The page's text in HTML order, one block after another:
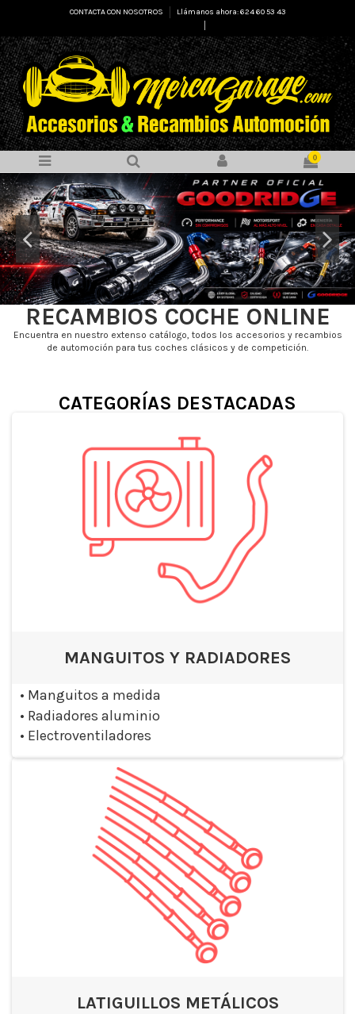
CONTACTA CON NOSOTROS
Llámanos ahora: 624 60 53 43
0
RECAMBIOS COCHE ONLINE
Encuentra en nuestro extenso catálogo, todos los accesorios y recambios
de automoción para tus coches clásicos y de competición.
CATEGORÍAS DESTACADAS
MANGUITOS Y RADIADORES
• Manguitos a medida
• Radiadores aluminio
• Electroventiladores
LATIGUILLOS METÁLICOS